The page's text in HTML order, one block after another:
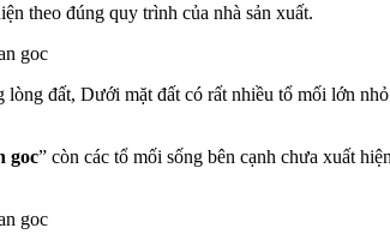
theo đúng quy trình của nhà sản xuất.
đất, Dưới mặt đất có rất nhiều tổ mối lớn
goc” còn các tổ mối sống bên cạnh chưa xuất